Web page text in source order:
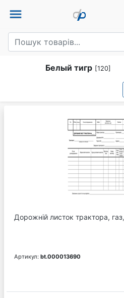
menu
Белый тигр [120]
Дорожній листок трактора,
Артикул: bt.000013690